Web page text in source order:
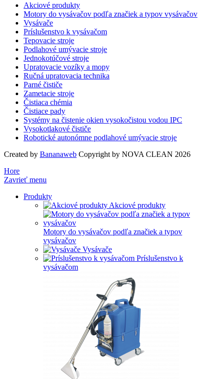
Akciové produkty
Motory do vysávačov podľa značiek a typov vysávačov
Vysávače
Príslušenstvo k vysávačom
Tepovacie stroje
Podlahové umývacie stroje
Jednokotúčové stroje
Upratovacie vozíky a mopy
Ručná upratovacia technika
Parné čističe
Zametacie stroje
Čistiaca chémia
Čistiace pady
Systémy na čistenie okien vysokočistou vodou IPC
Vysokotlakové čističe
Robotické autonómne podlahové umývacie stroje
Created by Bananaweb Copyright by NOVA CLEAN 2026
Hore
Zavrieť menu
Produkty
Akciové produkty
Motory do vysávačov podľa značiek a typov
vysávačov
Vysávače
Príslušenstvo k
vysávačom